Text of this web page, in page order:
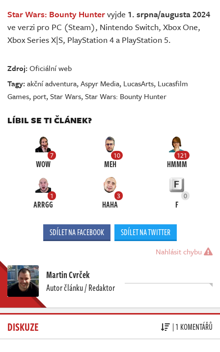
Star Wars: Bounty Huntervyjde 1. srpna/augusta 2024
ve verzi pro PC (Steam), Nintendo Switch, Xbox One,
Xbox Series X|S, PlayStation 4 a PlayStation 5.
Zdroj:Oficiální web
Tagy:akční adventura,Aspyr Media, LucasArts, Lucasfilm
Games, port,Star Wars,Star Wars: Bounty Hunter
LÍBIL SE TI ČLÁNEK?
7
WOW
10
MEH
121
HMMM
1
ARRGG
3
HAHA
0
F
SDÍLET NA FACEBOOK SDÍLET NA TWITTER
Nahlásit chybu
Martin Cvrček
Autor článku / Redaktor
DISKUZE | 1 KOMENTÁŘŮ